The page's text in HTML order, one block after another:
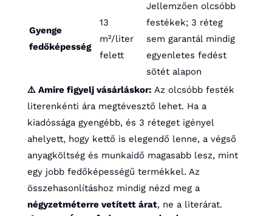
Gyenge
fedőképesség
13
m²/liter
felett
Jellemzően olcsóbb
festékek; 3 réteg
sem garantál mindig
egyenletes fedést
sötét alapon
⚠️ Amire figyelj vásárláskor: Az olcsóbb festék
literenkénti ára megtévesztő lehet. Ha a
kiadóssága gyengébb, és 3 réteget igényel
ahelyett, hogy kettő is elegendő lenne, a végső
anyagköltség és munkaidő magasabb lesz, mint
egy jobb fedőképességű termékkel. Az
összehasonlításhoz mindig nézd meg a
négyzetméterre vetített árat, ne a literárat.